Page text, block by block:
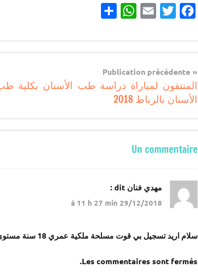
Facebook
Twitter
Email
WhatsApp
مباريات
بالباك
وما
Navigation
de
l’article
Publication précédente
المنتقون لمباراة دراسة طب الأسنان بكلية
الأسنان بالرباط 2018
Un commentaire
مهدي فنان dit :
29/12/2018 à 11 h 27 min
سلام اريد تسجيل بي قوت مسلحة ملكية عمري 18 سنة مستوى درسي التنية اعدادي
Les commentaires sont fermés.